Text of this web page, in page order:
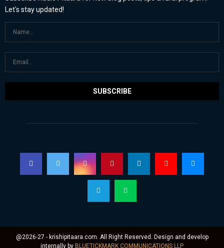
Let's stay updated!
@2026-27 - krishipitaara.com. All Right Reserved. Design and develop
internally by BLUETICKMARK COMMUNICATIONS LLP